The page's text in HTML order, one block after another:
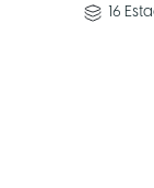
16